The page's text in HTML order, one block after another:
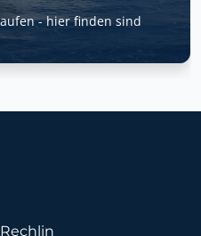
- hier finden sind